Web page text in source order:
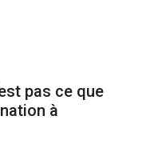
pas ce que
à